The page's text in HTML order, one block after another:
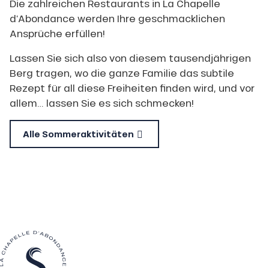
Die zahlreichen Restaurants in La Chapelle
d’Abondance werden Ihre geschmacklichen
Ansprüche erfüllen!
Lassen Sie sich also von diesem tausendjährigen
Berg tragen, wo die ganze Familie das subtile
Rezept für all diese Freiheiten finden wird, und vor
allem… lassen Sie es sich schmecken!
Alle Sommeraktivitäten